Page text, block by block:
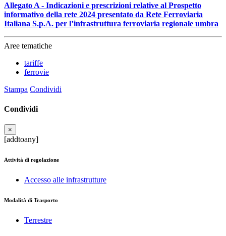
Allegato A - Indicazioni e prescrizioni relative al Prospetto
informativo della rete 2024 presentato da Rete Ferroviaria
Italiana S.p.A. per l’infrastruttura ferroviaria regionale umbra
Aree tematiche
tariffe
ferrovie
Stampa Condividi
Condividi
×
[addtoany]
Attività di regolazione
Accesso alle infrastrutture
Modalità di Trasporto
Terrestre